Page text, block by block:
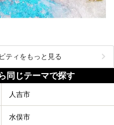
ティをもっと見る
同じテーマで探す
人吉市
水俣市